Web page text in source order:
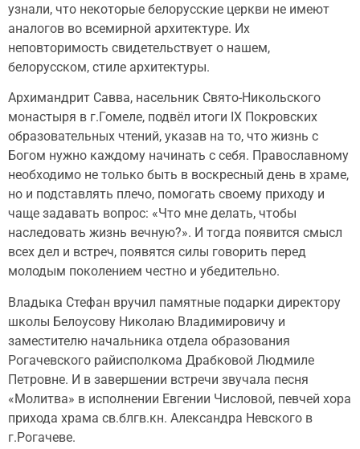
узнали, что некоторые белорусские церкви не имеют
аналогов во всемирной архитектуре. Их
неповторимость свидетельствует о нашем,
белорусском, стиле архитектуры.
Архимандрит Савва, насельник Свято-Никольского
монастыря в г.Гомеле, подвёл итоги IX Покровских
образовательных чтений, указав на то, что жизнь с
Богом нужно каждому начинать с себя. Православному
необходимо не только быть в воскресный день в храме,
но и подставлять плечо, помогать своему приходу и
чаще задавать вопрос: «Что мне делать, чтобы
наследовать жизнь вечную?». И тогда появится смысл
всех дел и встреч, появятся силы говорить перед
молодым поколением честно и убедительно.
Владыка Стефан вручил памятные подарки директору
школы Белоусову Николаю Владимировичу и
заместителю начальника отдела образования
Рогачевского райисполкома Драбковой Людмиле
Петровне. И в завершении встречи звучала песня
«Молитва» в исполнении Евгении Числовой, певчей хора
прихода храма св.блгв.кн. Александра Невского в
г.Рогачеве.